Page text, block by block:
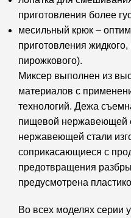
приготовления более
месильный крюк –
приготовления
пирожкового).
Миксер выполнен из
материалов с
технологий. Дежа
пищевой нержавеющей
нержавеющей стали
соприкасающиеся с
предотвращения
предусмотрена
Во всех моделях серии